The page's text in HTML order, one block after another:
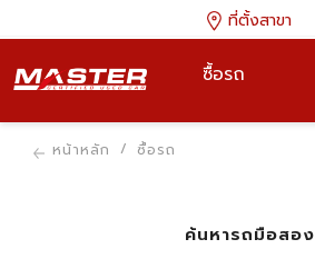
ที่ตั้งสาขา
ซื้อรถ
หน้าหลัก ซื้อรถ
ค้นหารถมือสอง